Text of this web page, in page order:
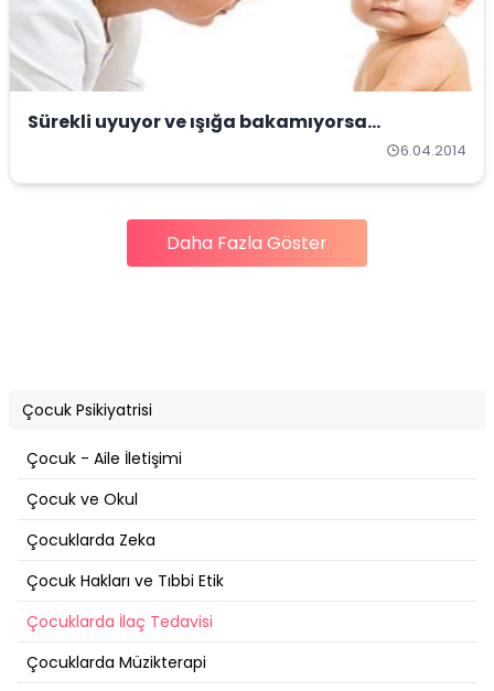
Sürekli uyuyor ve ışığa bakamıyorsa...
6.04.2014
Daha Fazla Göster
Çocuk Psikiyatrisi
Çocuk - Aile İletişimi
Çocuk ve Okul
Çocuklarda Zeka
Çocuk Hakları ve Tıbbi Etik
Çocuklarda İlaç Tedavisi
Çocuklarda Müzikterapi